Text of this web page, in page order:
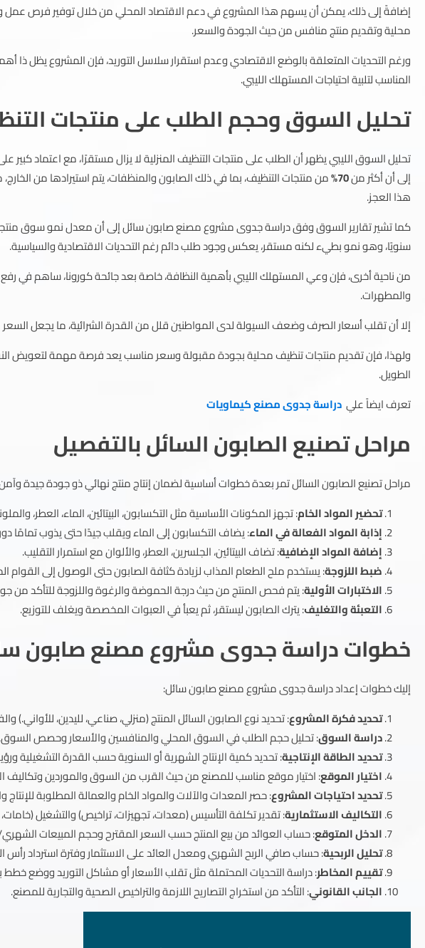
إضافةً إلى ذلك، يمكن أن يسهم هذا المشروع في دعم الاقتصاد المحلي من خلال توفير فرص عمل
محلية وتقديم منتج منافس من حيث الجودة والسعر.
ورغم التحديات المتعلقة بالوضع الاقتصادي وعدم استقرار سلاسل التوريد، فإن المشروع يظل ذا
المناسب لتلبية احتياجات المستهلك الليبي.
تحليل السوق وحجم الطلب على منتجات
تحليل السوق الليبي يظهر أن الطلب على منتجات التنظيف المنزلية لا يزال مستقرًا، مع اعتماد كبير
إلى أن أكثر من70% من منتجات التنظيف، بما في ذلك الصابون والمنظفات، يتم استيرادها من
هذا العجز.
كما تشير تقارير السوق وفق دراسة جدوى مشروع مصنع صابون سائل إلى أن معدل نمو سوق منتجات
سنويًا، وهو نمو بطيء لكنه مستقر، يعكس وجود طلب دائم رغم التحديات الاقتصادية والسياسية.
من ناحية أخرى، فإن وعي المستهلك الليبي بأهمية النظافة، خاصة بعد جائحة كورونا، ساهم في
والمطهرات.
إلا أن تقلب أسعار الصرف وضعف السيولة لدى المواطنين قلل من القدرة الشرائية، ما يجعل
ولهذا، فإن تقديم منتجات تنظيف محلية بجودة مقبولة وسعر مناسب يعد فرصة مهمة لتعويض
الطويل.
تعرف ايضاً علي دراسة جدوى مصنع كيماويات
مراحل تصنيع الصابون السائل بالتفصيل
مراحل تصنيع الصابون السائل تمر بعدة خطوات أساسية لضمان إنتاج منتج نهائي ذو جودة جيدة
تحضير المواد الخام: تجهز المكونات الأساسية مثل التكسابون، البيتائين، الماء، العطر،
إذابة المواد الفعالة في الماء: يضاف التكسابون إلى الماء ويقلب جيدًا حتى يذوب تمامًا
إضافة المواد الإضافية: تضاف البيتائين، الجلسرين، العطر، والألوان مع استمرار التقليب.
ضبط اللزوجة: يستخدم ملح الطعام المذاب لزيادة كثافة الصابون حتى الوصول إلى القوام
الاختبارات الأولية: يتم فحص المنتج من حيث درجة الحموضة والرغوة واللزوجة للتأكد من
التعبئة والتغليف: يترك الصابون ليستقر، ثم يعبأ في العبوات المخصصة ويغلف للتوزيع.
خطوات دراسة جدوى مشروع مصنع صابون
إليك خطوات إعداد دراسة جدوى مشروع مصنع صابون سائل:
تحديد فكرة المشروع: تحديد نوع الصابون السائل المنتج (منزلي، صناعي، لليدين، للأواني.)
دراسة السوق: تحليل حجم الطلب في السوق المحلي والمنافسين والأسعار وحصص السوق.
تحديد الطاقة الإنتاجية: تحديد كمية الإنتاج الشهرية أو السنوية حسب القدرة التشغيلية
اختيار الموقع: اختيار موقع مناسب للمصنع من حيث القرب من السوق والموردين وتكاليف
تحديد احتياجات المشروع: حصر المعدات والآلات والمواد الخام والعمالة المطلوبة للإنتاج
التكاليف الاستثمارية: تقدير تكلفة التأسيس (معدات، تجهيزات، تراخيص) والتشغيل (خامات،
الدخل المتوقع: حساب العوائد من بيع المنتج حسب السعر المقترح وحجم المبيعات
تحليل الربحية: حساب صافي الربح الشهري ومعدل العائد على الاستثمار وفترة استرداد رأس
تقييم المخاطر: دراسة التحديات المحتملة مثل تقلب الأسعار أو مشاكل التوريد ووضع خطط
الجانب القانوني: التأكد من استخراج التصاريح اللازمة والتراخيص الصحية والتجارية للمصنع.